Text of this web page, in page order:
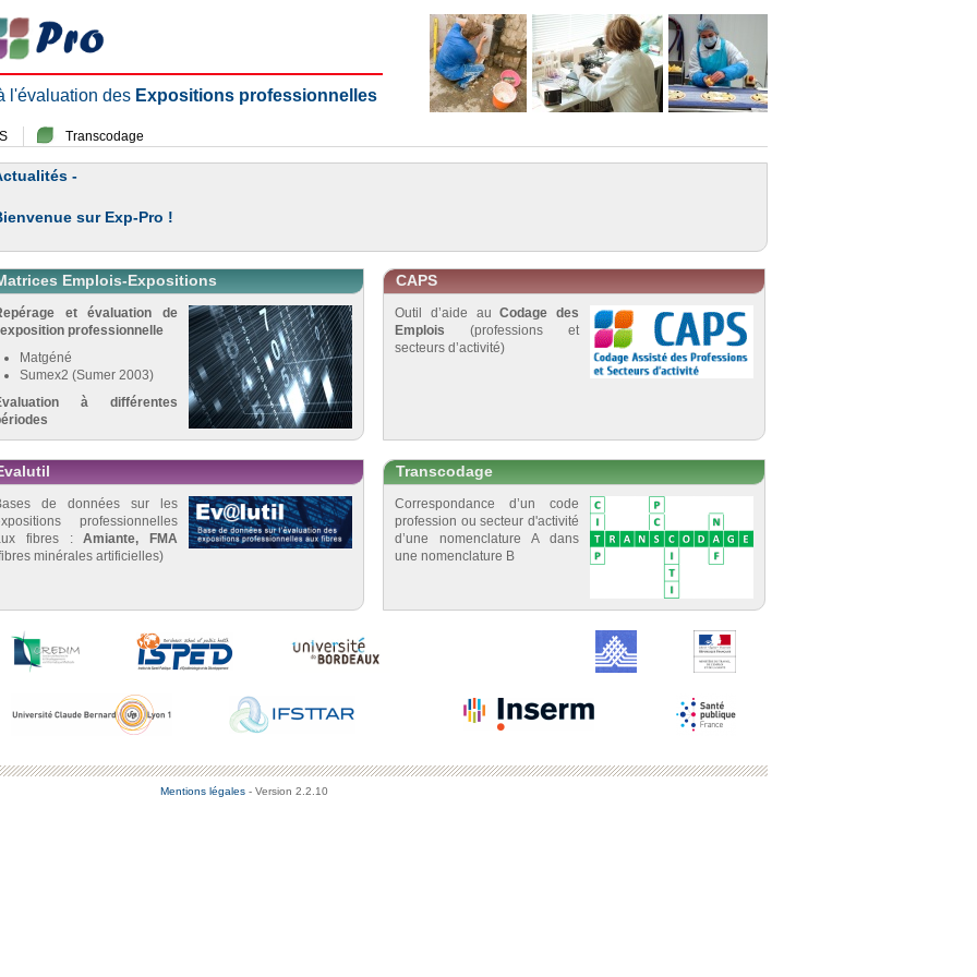
l'évaluation des Expositions professionnelles
Transcodage
-
sur Exp-Pro !
Emplois-Expositions
et évaluation de
professionnelle
Matgéné
Sumex2 (Sumer 2003)
à différentes
CAPS
Outil d’aide auCodage des
Emplois (professions et
secteurs d’activité)
de données sur les
professionnelles
fibres :Amiante, FMA
minérales artificielles)
Transcodage
Correspondance d’un code
profession ou secteur d'activité
d’une nomenclature A dans
une nomenclature B
Mentions légales - Version 2.2.10